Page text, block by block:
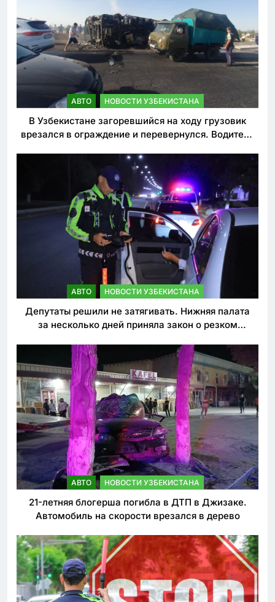
АВТО НОВОСТИ УЗБЕКИСТАНА
В Узбекистане загоревшийся на ходу грузовик
врезался в ограждение и перевернулся. Водитель
АВТО НОВОСТИ УЗБЕКИСТАНА
Депутаты решили не затягивать. Нижняя палата
за несколько дней приняла закон о резком
АВТО НОВОСТИ УЗБЕКИСТАНА
21-летняя блогерша погибла в ДТП в Джизаке.
Автомобиль на скорости врезался в дерево